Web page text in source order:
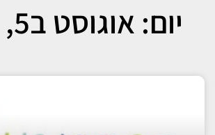
יום: אוגוסט ב5, 2020